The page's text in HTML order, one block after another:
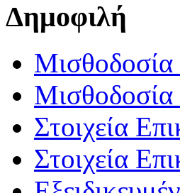
Δημοφιλή
Στοιχεία
Στοιχεία